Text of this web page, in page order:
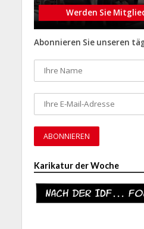
Werden Sie
Abonnieren Sie unseren
Karikatur der Woche